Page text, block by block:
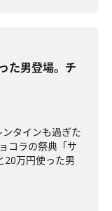
た男登場。チ
タインも過ぎた
コラの祭典「サ
20万円使った男